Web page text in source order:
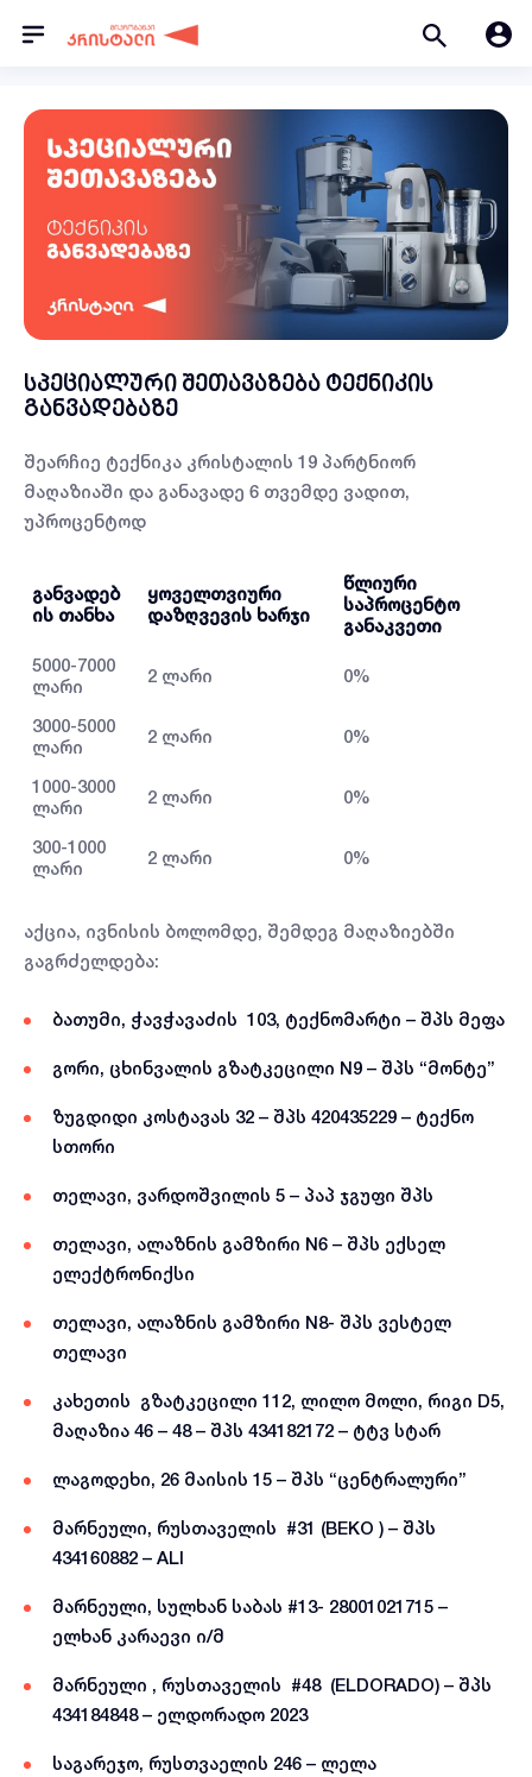
სპეციალური შეთავაზება ტექნიკის
განვადებაზე
შეარჩიე ტექნიკა კრისტალის 19 პარტნიორ
მაღაზიაში და განავადე 6 თვემდე ვადით,
უპროცენტოდ
განვადებ
ის თანხა
ყოველთვიური
დაზღვევის ხარჯი
წლიური
საპროცენტო
განაკვეთი
5000-7000
ლარი
2 ლარი 0%
3000-5000
ლარი
2 ლარი 0%
1000-3000
ლარი
2 ლარი 0%
300-1000
ლარი
2 ლარი 0%
აქცია, ივნისის ბოლომდე, შემდეგ მაღაზიებში
გაგრძელდება:
ბათუმი, ჭავჭავაძის 103, ტექნომარტი – შპს მეფა
გორი, ცხინვალის გზატკეცილი N9 – შპს “მონტე”
ზუგდიდი კოსტავას 32 – შპს 420435229 – ტექნო
სთორი
თელავი, ვარდოშვილის 5 – პაპ ჯგუფი შპს
თელავი, ალაზნის გამზირი N6 – შპს ექსელ
ელექტრონიქსი
თელავი, ალაზნის გამზირი N8- შპს ვესტელ
თელავი
კახეთის გზატკეცილი 112, ლილო მოლი, რიგი D5,
მაღაზია 46 – 48 – შპს 434182172 – ტტვ სტარ
ლაგოდეხი, 26 მაისის 15 – შპს “ცენტრალური”
მარნეული, რუსთაველის #31 (BEKO ) – შპს
434160882 – ALI
მარნეული, სულხან საბას #13- 28001021715 –
ელხან კარაევი ი/მ
მარნეული , რუსთაველის #48 (ELDORADO) – შპს
434184848 – ელდორადო 2023
საგარეჯო, რუსთვაელის 246 – ლელა